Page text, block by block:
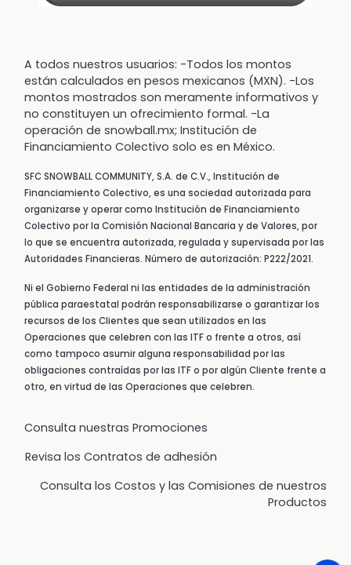
A todos nuestros usuarios: -Todos los montos
están calculados en pesos mexicanos (MXN). -Los
montos mostrados son meramente informativos y
no constituyen un ofrecimiento formal. -La
operación de snowball.mx; Institución de
Financiamiento Colectivo solo es en México.
SFC SNOWBALL COMMUNITY, S.A. de C.V., Institución de
Financiamiento Colectivo, es una sociedad autorizada para
organizarse y operar como Institución de Financiamiento
Colectivo por la Comisión Nacional Bancaria y de Valores, por
lo que se encuentra autorizada, regulada y supervisada por las
Autoridades Financieras. Número de autorización: P222/2021.
Ni el Gobierno Federal ni las entidades de la administración
pública paraestatal podrán responsabilizarse o garantizar los
recursos de los Clientes que sean utilizados en las
Operaciones que celebren con las ITF o frente a otros, así
como tampoco asumir alguna responsabilidad por las
obligaciones contraídas por las ITF o por algún Cliente frente a
otro, en virtud de las Operaciones que celebren.
Consulta nuestras Promociones
Revisa los Contratos de adhesión
Consulta los Costos y las Comisiones de nuestros
Productos